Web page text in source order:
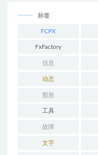
标签
FCPX
FxFactory
信息
动态
图形
工具
故障
文字